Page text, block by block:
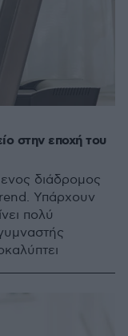
στην εποχή του
διάδρομος
Υπάρχουν
πολύ